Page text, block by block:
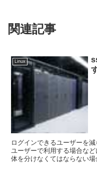
関連記事
Linux
ログインできるユーザーを
ユーザーで利用する場合な
体を分けなくてはならない場合